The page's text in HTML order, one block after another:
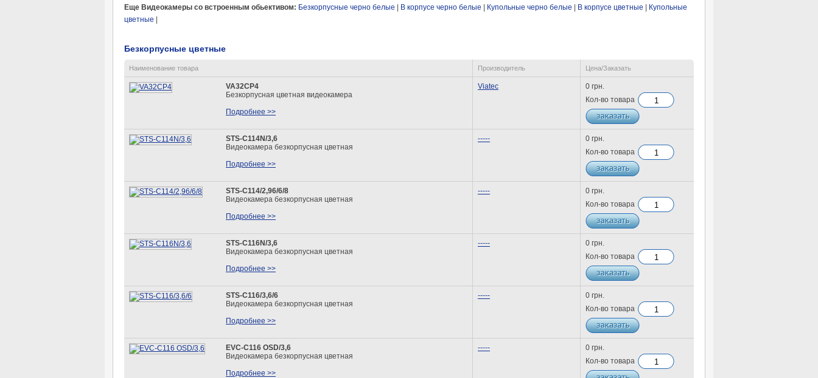
Еще Видеокамеры со встроенным обьективом: Безкорпусные черно белые В корпусе черно белые Купольные черно белые В корпусе цветные
Купольные
цветные
Безкорпусные цветные
Наименование товара Производитель Цена/Заказать
VA32CP4
Безкорпусная цветная видеокамера
Подробнее >>
Viatec
0 грн.
Кол-во товара
STS-С114N/3,6
Видеокамера безкорпусная цветная
Подробнее >>
-----
0 грн.
Кол-во товара
STS-С114/2,96/6/8
Видеокамера безкорпусная цветная
Подробнее >>
-----
0 грн.
Кол-во товара
STS-C116N/3,6
Видеокамера безкорпусная цветная
Подробнее >>
-----
0 грн.
Кол-во товара
STS-C116/3,6/6
Видеокамера безкорпусная цветная
Подробнее >>
-----
0 грн.
Кол-во товара
EVC-C116 OSD/3,6
Видеокамера безкорпусная цветная
Подробнее >>
-----
0 грн.
Кол-во товара